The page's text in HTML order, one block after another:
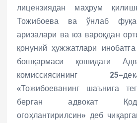
лицензиядан маҳрум
Тожибоева ва ўнлаб
аризалари ва юз вароқдан
қонуний ҳужжатлари
бошқармаси қошидаги
комиссиясининг
«Тожибоеванинг шаънига
берган адвокат
огоҳлантирилсин» деб